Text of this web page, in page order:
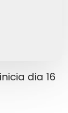
dia 16